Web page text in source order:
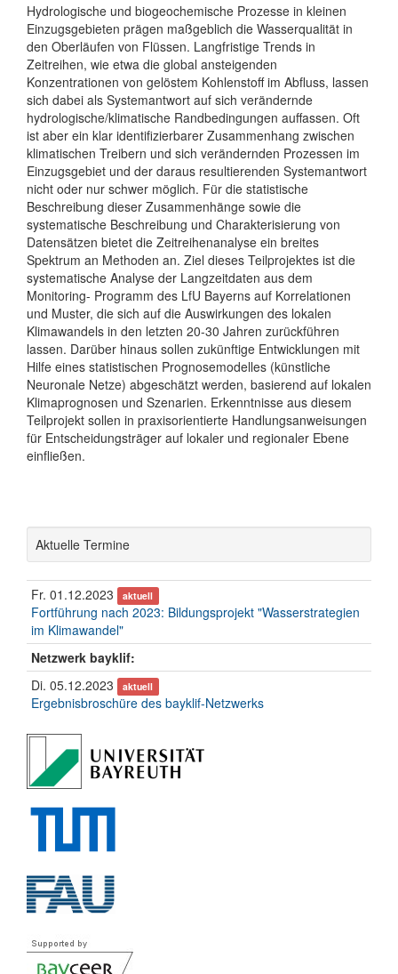
Hydrologische und biogeochemische Prozesse in kleinen
Einzugsgebieten prägen maßgeblich die Wasserqualität in
den Oberläufen von Flüssen. Langfristige Trends in
Zeitreihen, wie etwa die global ansteigenden
Konzentrationen von gelöstem Kohlenstoff im Abfluss, lassen
sich dabei als Systemantwort auf sich verändernde
hydrologische/klimatische Randbedingungen auffassen. Oft
ist aber ein klar identifizierbarer Zusammenhang zwischen
klimatischen Treibern und sich verändernden Prozessen im
Einzugsgebiet und der daraus resultierenden Systemantwort
nicht oder nur schwer möglich. Für die statistische
Beschreibung dieser Zusammenhänge sowie die
systematische Beschreibung und Charakterisierung von
Datensätzen bietet die Zeitreihenanalyse ein breites
Spektrum an Methoden an. Ziel dieses Teilprojektes ist die
systematische Analyse der Langzeitdaten aus dem
Monitoring- Programm des LfU Bayerns auf Korrelationen
und Muster, die sich auf die Auswirkungen des lokalen
Klimawandels in den letzten 20-30 Jahren zurückführen
lassen. Darüber hinaus sollen zukünftige Entwicklungen mit
Hilfe eines statistischen Prognosemodelles (künstliche
Neuronale Netze) abgeschätzt werden, basierend auf lokalen
Klimaprognosen und Szenarien. Erkenntnisse aus diesem
Teilprojekt sollen in praxisorientierte Handlungsanweisungen
für Entscheidungsträger auf lokaler und regionaler Ebene
einfließen.
Aktuelle Termine
Fr. 01.12.2023 aktuell
Fortführung nach 2023: Bildungsprojekt "Wasserstrategien
im Klimawandel"
Netzwerk bayklif:
Di. 05.12.2023
aktuell
Ergebnisbroschüre des bayklif-Netzwerks